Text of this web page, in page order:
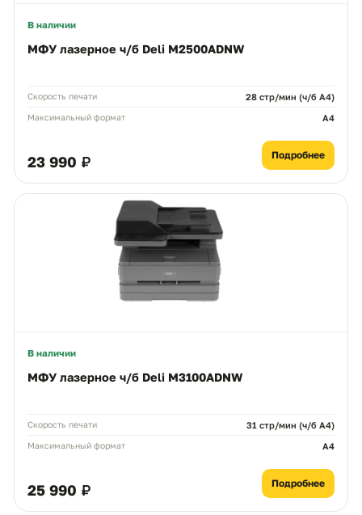
В наличии
МФУ лазерное ч/б Deli M2500ADNW
Скорость печати 28 стр/мин (ч/б A4)
Максимальный формат A4
23 990 ₽ Подробнее
В наличии
МФУ лазерное ч/б Deli M3100ADNW
Скорость печати 31 стр/мин (ч/б A4)
Максимальный формат A4
25 990 ₽ Подробнее